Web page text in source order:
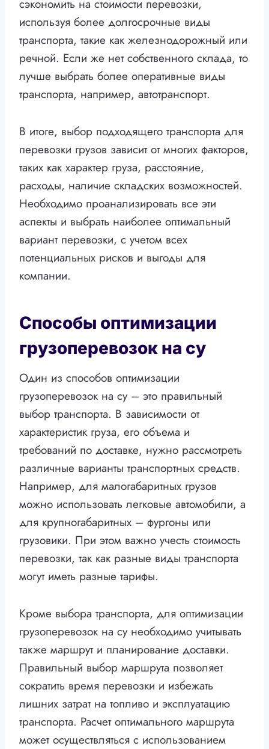
сэкономить на стоимости перевозки,
используя более долгосрочные виды
транспорта, такие как железнодорожный или
речной. Если же нет собственного склада, то
лучше выбрать более оперативные виды
транспорта, например, автотранспорт.
В итоге, выбор подходящего транспорта для
перевозки грузов зависит от многих факторов,
таких как характер груза, расстояние,
расходы, наличие складских возможностей.
Необходимо проанализировать все эти
аспекты и выбрать наиболее оптимальный
вариант перевозки, с учетом всех
потенциальных рисков и выгоды для
компании.
Способы оптимизации
грузоперевозок на су
Один из способов оптимизации
грузоперевозок на су – это правильный
выбор транспорта. В зависимости от
характеристик груза, его объема и
требований по доставке, нужно рассмотреть
различные варианты транспортных средств.
Например, для малогабаритных грузов
можно использовать легковые автомобили, а
для крупногабаритных – фургоны или
грузовики. При этом важно учесть стоимость
перевозки, так как разные виды транспорта
могут иметь разные тарифы.
Кроме выбора транспорта, для оптимизации
грузоперевозок на су необходимо учитывать
также маршрут и планирование доставки.
Правильный выбор маршрута позволяет
сократить время перевозки и избежать
лишних затрат на топливо и эксплуатацию
транспорта. Расчет оптимального маршрута
может осуществляться с использованием